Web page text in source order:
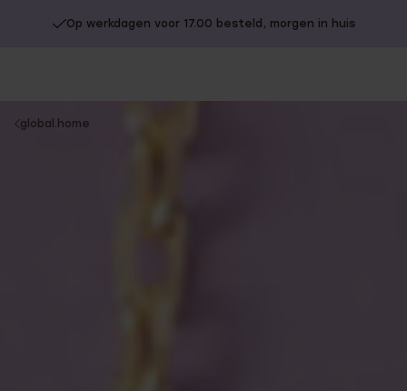
Gratis verzending vanaf €49
You
global.home